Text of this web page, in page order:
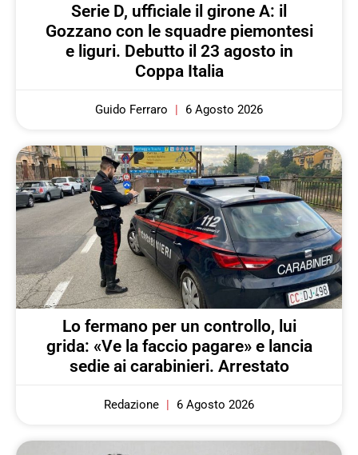
Serie D, ufficiale il girone A: il
Gozzano con le squadre piemontesi
e liguri. Debutto il 23 agosto in
Coppa Italia
Guido Ferraro 6 Agosto 2026
Lo fermano per un controllo, lui
grida: «Ve la faccio pagare» e lancia
sedie ai carabinieri. Arrestato
Redazione 6 Agosto 2026